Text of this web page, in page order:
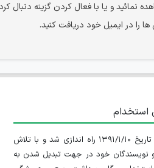
نمائید و یا با فعال کردن گزینه دنبال
را در ایمیل خود دریافت کنید.
استخدام
سایت ایران استخدام در تاریخ ۱۳۹۱/۱/۱۰ راه اندازی شد و با تلاش
و نویسندگان خود در جهت تبدیل شدن به